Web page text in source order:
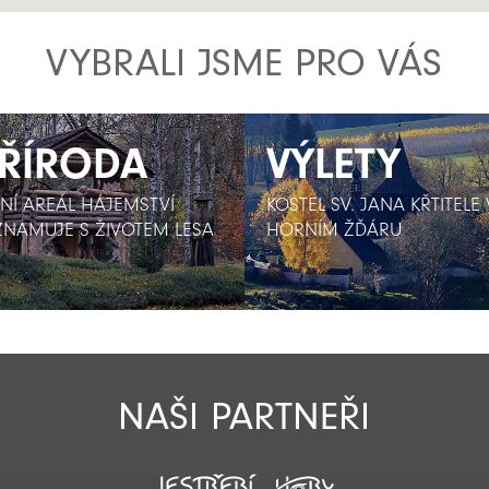
VYBRALI JSME PRO VÁS
AREÁL HÁJEMSTVÍ
S ŽIVOTEM LESA
AREÁL HÁJEMSTVÍ
S ŽIVOTEM LESA
VÝLETY
KOSTEL SV. JANA KŘTITELE
HORNÍM ŽĎÁRU
VÝLETY
KOSTEL SV. JANA KŘTITELE
HORNÍM ŽĎÁRU
NAŠI PARTNEŘI